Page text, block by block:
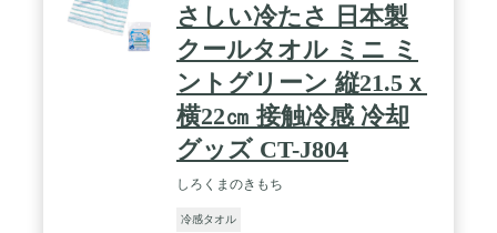
さしい冷たさ 日本製
クールタオル ミニ ミ
ントグリーン 縦21.5ｘ
横22㎝ 接触冷感 冷却
グッズ CT-J804
しろくまのきもち
冷感タオル